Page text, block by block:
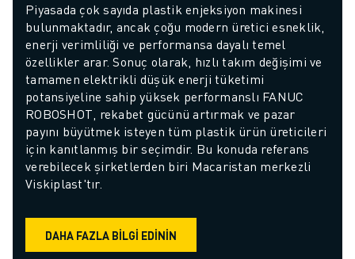
Piyasada çok sayıda plastik enjeksiyon makinesi
bulunmaktadır, ancak çoğu modern üretici esneklik,
enerji verimliliği ve performansa dayalı temel
özellikler arar. Sonuç olarak, hızlı takım değişimi ve
tamamen elektrikli düşük enerji tüketimi
potansiyeline sahip yüksek performanslı FANUC
ROBOSHOT, rekabet gücünü artırmak ve pazar
payını büyütmek isteyen tüm plastik ürün üreticileri
için kanıtlanmış bir seçimdir. Bu konuda referans
verebilecek şirketlerden biri Macaristan merkezli
Viskiplast'tır.
DAHA FAZLA BILGI EDININ